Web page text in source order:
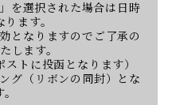
を選択された場合は日時
ます。
となりますのでご了承の
します。
ストに投函となります）
グ（リボンの同封）とな